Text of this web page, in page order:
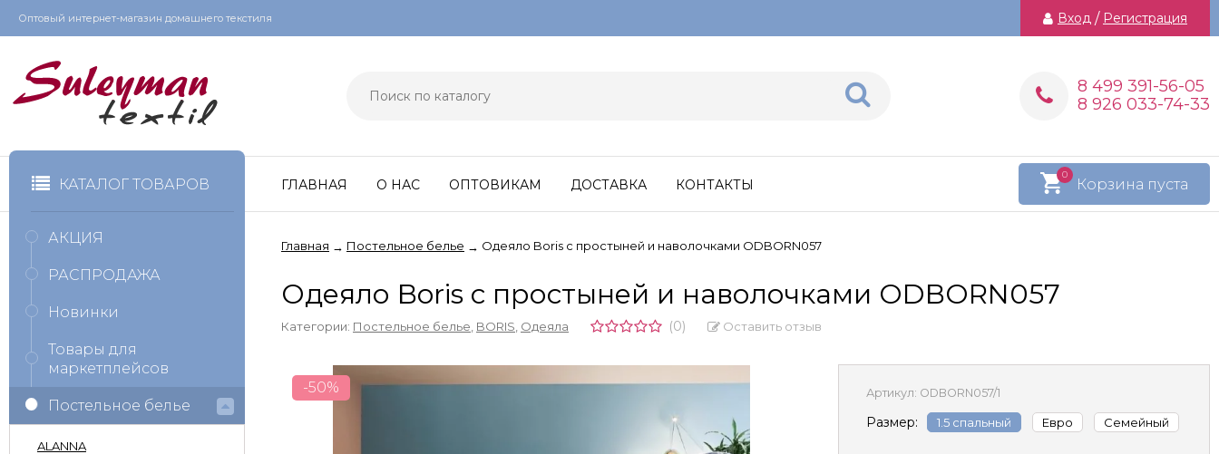
Оптовый интернет-магазин домашнего текстиля Вход / Регистрация
8 499 391-56-05
8 926 033-74-33
КАТАЛОГ ТОВАРОВ Корзина пуста
0
ГЛАВНАЯ О НАС ОПТОВИКАМ ДОСТАВКА КОНТАКТЫ
Главная → Постельное белье → Одеяло Boris с простыней и наволочками ODBORN057
Одеяло Boris с простыней и наволочками ODBORN057
Категории: Постельное белье BORIS Одеяла (0) Оставить отзыв
-50% Артикул: ODBORN057/1
Размер: 1.5 спальный Евро Семейный
АКЦИЯ
РАСПРОДАЖА
Новинки
Товары для
маркетплейсов
Постельное белье
ALANNA